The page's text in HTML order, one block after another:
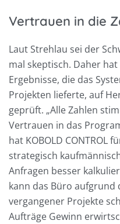
Vertrauen in die
Laut Strehlau sei der
mal skeptisch. Daher
Ergebnisse, die das
Projekten lieferte, auf
geprüft. „Alle Zahlen
Vertrauen in das
hat KOBOLD CONTROL
strategisch
Anfragen besser
kann das Büro aufgrund
vergangener Projekte
Aufträge Gewinn